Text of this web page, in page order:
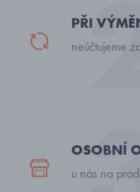
PŘI
neúčtujeme
OSOBNÍ
u nás na